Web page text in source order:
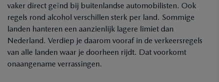
vaker direct geïnd bij buitenlandse automobilisten. Ook
regels rond alcohol verschillen sterk per land. Sommige
landen hanteren een aanzienlijk lagere limiet dan
Nederland. Verdiep je daarom vooraf in de verkeersregels
van alle landen waar je doorheen rijdt. Dat voorkomt
onaangename verrassingen.